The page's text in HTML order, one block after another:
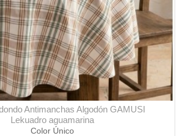
Antimanchas Algodón GAMUSI
Lekuadro aguamarina
Color Único